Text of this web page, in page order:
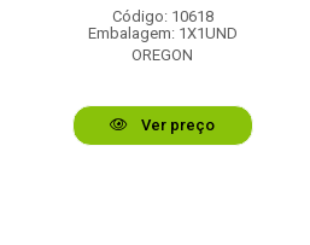
Código: 10618
Embalagem: 1X1UND
OREGON
Ver preço